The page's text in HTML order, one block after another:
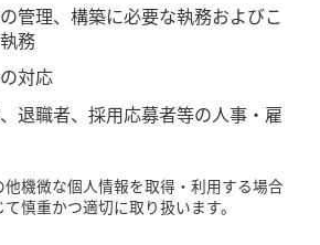
管理、構築に必要な執務およびこ
務
対応
退職者、採用応募者等の人事・雇
機微な個人情報を取得・利用する場合
慎重かつ適切に取り扱います。